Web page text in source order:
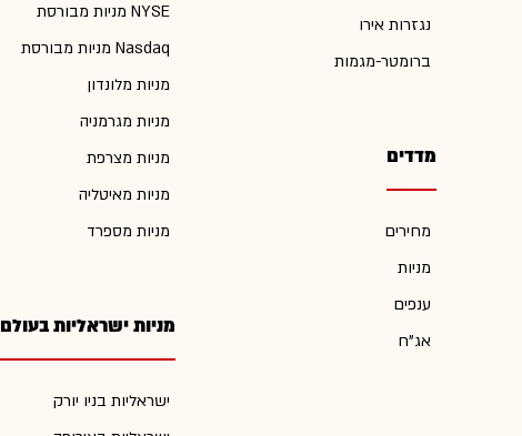
נגזרות אירו
ברומטר-מגמות
מדדים
מחירים
מניות
ענפים
אג"ח
מניות מבורסת NYSE
מניות מבורסת Nasdaq
מניות מלונדון
מניות מגרמניה
מניות מצרפת
מניות מאיטליה
מניות מספרד
מניות ישראליות בעולם
ישראליות בניו יורק